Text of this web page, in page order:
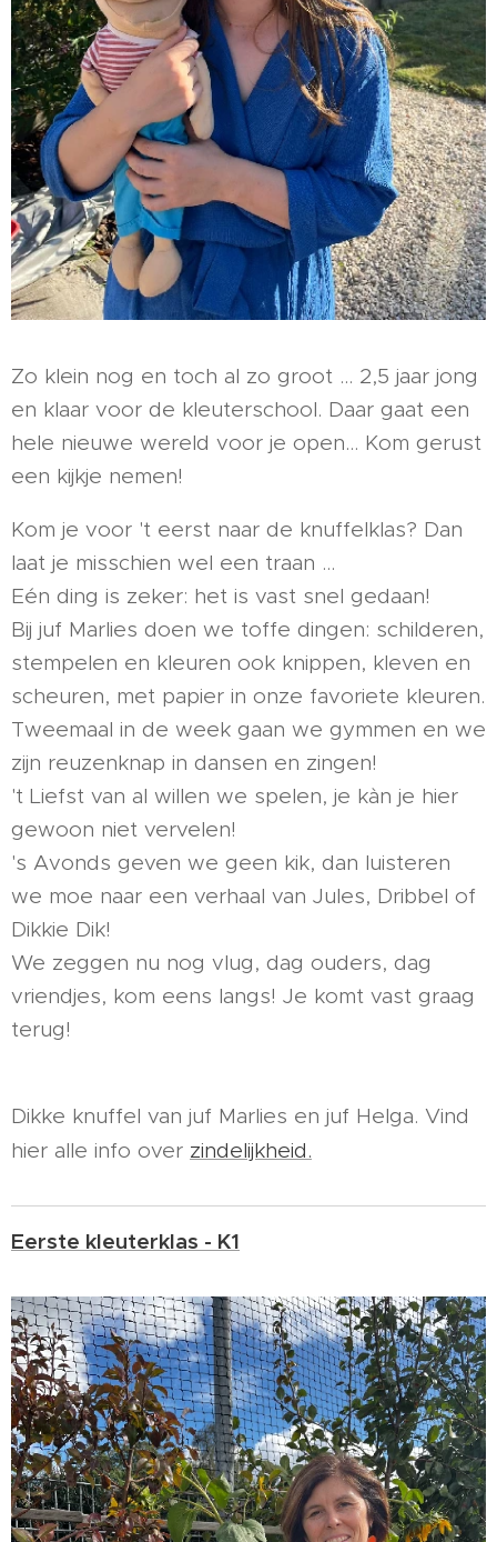
Zo klein nog en toch al zo groot … 2,5 jaar jong
en klaar voor de kleuterschool. Daar gaat een
hele nieuwe wereld voor je open… Kom gerust
een kijkje nemen!
Kom je voor 't eerst naar de knuffelklas? Dan
laat je misschien wel een traan …
Eén ding is zeker: het is vast snel gedaan!
Bij juf Marlies doen we toffe dingen: schilderen,
stempelen en kleuren ook knippen, kleven en
scheuren, met papier in onze favoriete kleuren.
Tweemaal in de week gaan we gymmen en we
zijn reuzenknap in dansen en zingen!
't Liefst van al willen we spelen, je kàn je hier
gewoon niet vervelen!
's Avonds geven we geen kik, dan luisteren
we moe naar een verhaal van Jules, Dribbel of
Dikkie Dik!
We zeggen nu nog vlug, dag ouders, dag
vriendjes, kom eens langs! Je komt vast graag
terug!
Dikke knuffel van juf Marlies en juf Helga. Vind
hier alle info over zindelijkheid.
Eerste kleuterklas - K1